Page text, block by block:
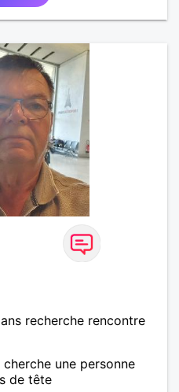
recherche rencontre
une personne
de tête